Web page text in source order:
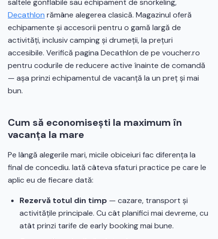
saltele gonflabile sau echipament de snorkeling,
Decathlon rămâne alegerea clasică. Magazinul oferă
echipamente și accesorii pentru o gamă largă de
activități, inclusiv camping și drumeții, la prețuri
accesibile. Verifică pagina Decathlon de pe voucher.ro
pentru codurile de reducere active înainte de comandă
— așa prinzi echipamentul de vacanță la un preț și mai
bun.
Cum să economisești la maximum în
vacanța la mare
Pe lângă alegerile mari, micile obiceiuri fac diferența la
final de concediu. Iată câteva sfaturi practice pe care le
aplic eu de fiecare dată:
Rezervă totul din timp — cazare, transport și
activitățile principale. Cu cât planifici mai devreme, cu
atât prinzi tarife de early booking mai bune.